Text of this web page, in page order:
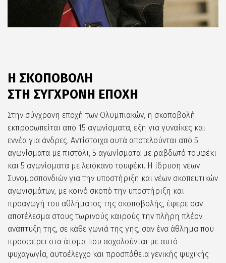
Η ΣΚΟΠΟΒΟΛΗ
ΣΤΗ ΣΥΓΧΡΟΝΗ ΕΠΟΧΗ
Στην σύγχρονη εποχή των Ολυμπιακών, η σκοποβολή
εκπροσωπείται από 15 αγωνίσματα, έξη για γυναίκες και
εννέα για άνδρες. Αντίστοιχα αυτά αποτελούνται από 5
αγωνίσματα με πιστόλι, 5 αγωνίσματα με ραβδωτό τουφέκι
και 5 αγωνίσματα με λειόκανο τουφέκι. Η ίδρυση νέων
Συνομοσπονδιών για την υποστήριξη και νέων σκοπευτικών
αγωνισμάτων, με κοινό σκοπό την υποστήριξη και
προαγωγή του αθλήματος της σκοποβολής, έφερε σαν
αποτέλεσμα στους τωρινούς καιρούς την πλήρη πλέον
ανάπτυξη της, σε κάθε γωνιά της γης, σαν ένα άθλημα που
προσφέρει στα άτομα που ασχολούνται με αυτό
ψυχαγωγία, αυτοέλεγχο και προσπάθεια γενικής ψυχικής